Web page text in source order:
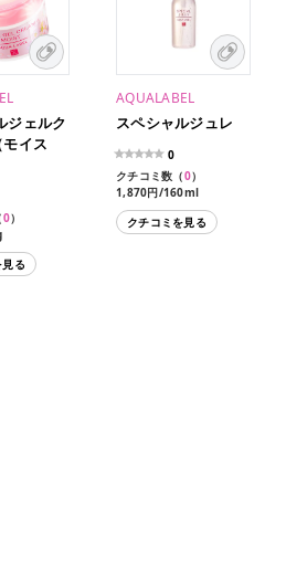
ジェルク
モイス
0）
る
AQUALABEL
スペシャルジュレ
0
クチコミ数（0）
1,870円/160ml
1,540円/140ml（レフィ
ル）クチコミを見る